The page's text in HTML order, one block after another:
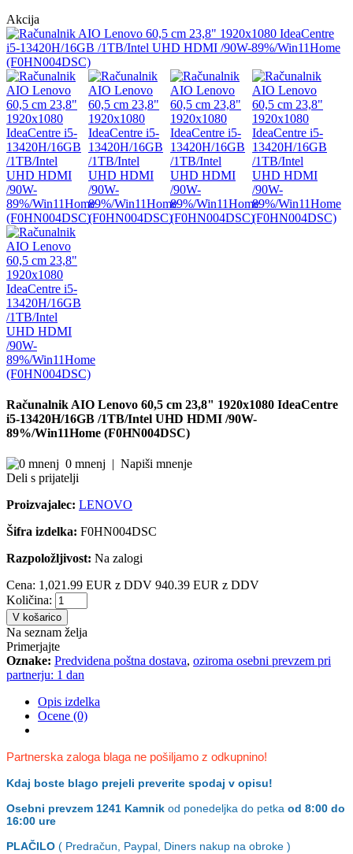
Akcija
Računalnik AIO Lenovo 60,5 cm 23,8" 1920x1080 IdeaCentre
i5-13420H/16GB /1TB/Intel UHD HDMI /90W-
89%/Win11Home (F0HN004DSC)
0 mnenj | Napiši mnenje
Deli s prijatelji
Proizvajalec: LENOVO
Šifra izdelka: F0HN004DSC
Razpoložljivost: Na zalogi
Cena: 1,021.99 EUR z DDV 940.39 EUR z DDV
Količina:
V košarico
Na seznam želja
Primerjajte
Oznake: Predvidena poštna dostava, oziroma osebni prevzem pri
partnerju: 1 dan
Opis izdelka
Ocene (0)
Partnerska zaloga blaga ne pošiljamo z odkupnino!
Kdaj boste blago prejeli preverite spodaj v opisu!
Osebni prevzem 1241 Kamnik od ponedeljka do petka od 8:00 do
16:00 ure
PLAČILO ( Predračun, Paypal, Diners nakup na obroke )